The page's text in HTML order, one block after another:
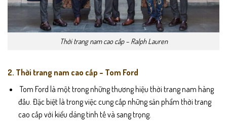
Thời trang nam cao cấp – Ralph Lauren
2. Thời trang nam cao cấp – Tom Ford
Tom Ford là một trong những thương hiệu thời trang nam hàng
đầu. Đặc biệt là trong việc cung cấp những sản phẩm thời trang
cao cấp với kiểu dáng tinh tế và sang trọng.